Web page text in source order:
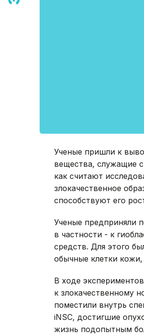
Ученые пришли к
вещества, служащие
как считают
злокачественное
способствуют его
Ученые предприняли
в частности - к
средств. Для этого
обычные клетки
В ходе
к злокачественному
поместили внутрь
iNSC, достигшие
жизнь подопытным